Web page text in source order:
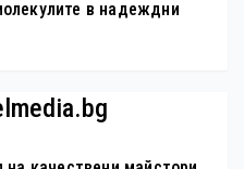
в надеждни